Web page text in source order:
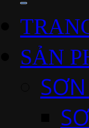
SẢN